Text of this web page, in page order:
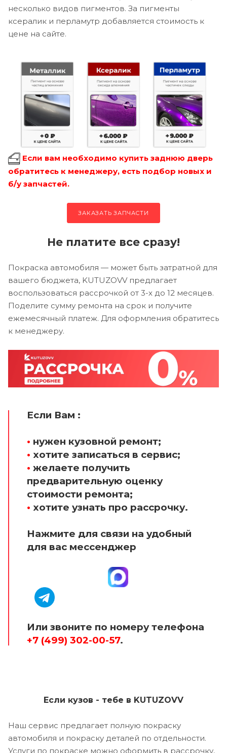
несколько видов пигментов. За пигменты
ксералик и перламутр добавляется стоимость к
цене на сайте.
Если вам необходимо купить заднюю дверь
обратитесь к менеджеру, есть подбор новых и
б/у запчастей.
ЗАКАЗАТЬ ЗАПЧАСТИ
Не платите все сразу!
Покраска автомобиля — может быть затратной для
вашего бюджета, KUTUZOVV предлагает
воспользоваться рассрочкой от 3-х до 12 месяцев.
Поделите сумму ремонта на срок и получите
ежемесячный платеж. Для оформления обратитесь
к менеджеру.
Если Вам :
• нужен кузовной ремонт;
• хотите записаться в сервис;
• желаете получить
предварительную оценку
стоимости ремонта;
• хотите узнать про рассрочку.
Нажмите для связи на удобный
для вас мессенджер
Или звоните по номеру телефона
+7 (499) 302-00-57.
Если кузов - тебе в KUTUZOVV
Наш сервис предлагает полную покраску
автомобиля и покраску деталей по отдельности.
Услуги по покраске можно оформить в рассрочку,